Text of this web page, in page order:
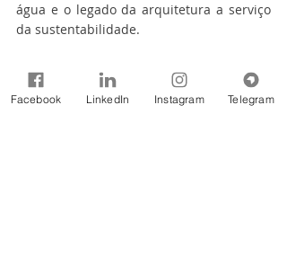
água e o legado da arquitetura a serviço
da sustentabilidade.
Fonte: ADASA
Notícias
Facebook LinkedIn Instagram Telegram